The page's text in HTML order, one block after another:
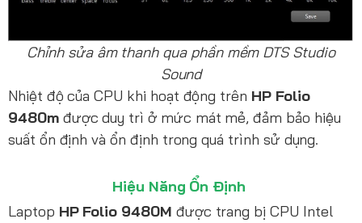
Chỉnh sửa âm thanh qua phần mềm DTS Studio
Sound
Nhiệt độ của CPU khi hoạt động trên HP Folio
9480mđược duy trì ở mức mát mẻ, đảm bảo hiệu
suất ổn định và ổn định trong quá trình sử dụng.
Hiệu Năng Ổn Định
Laptop HP Folio 9480M được trang bị CPU Intel